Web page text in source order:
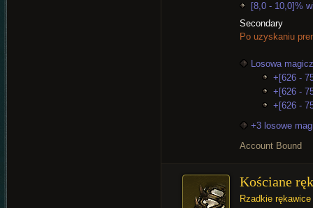
[8,0 - 10,0]%
Secondary
Po uzyskaniu
Losowa
+[626 -
+[626 -
+[626 -
+3 losowe
Account Bound
Kościane
Rzadkie rękawice